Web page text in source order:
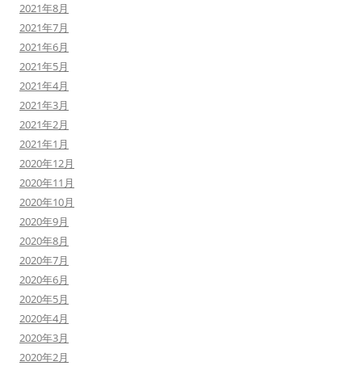
2021年8月
2021年7月
2021年6月
2021年5月
2021年4月
2021年3月
2021年2月
2021年1月
2020年12月
2020年11月
2020年10月
2020年9月
2020年8月
2020年7月
2020年6月
2020年5月
2020年4月
2020年3月
2020年2月